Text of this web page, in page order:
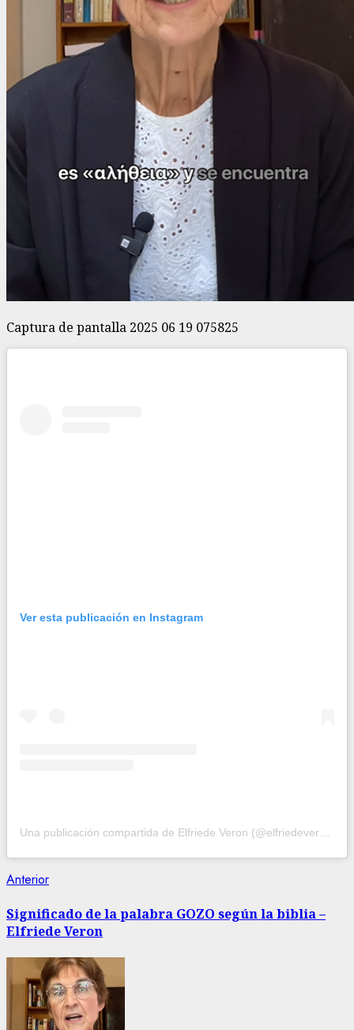
Captura de pantalla 2025 06 19 075825
Ver esta publicación en Instagram
Navegación
de
entradas
AnteriorEntrada
Significado de la palabra GOZO según la biblia –
Elfriede Veron